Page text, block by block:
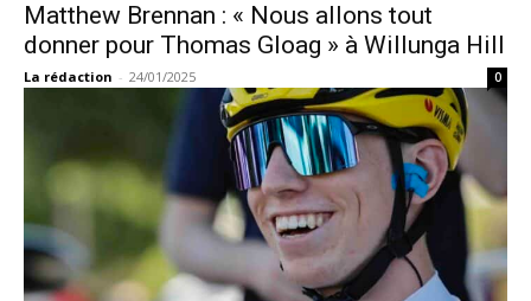
Matthew Brennan : « Nous allons tout
donner pour Thomas Gloag » à Willunga Hill
La rédaction - 24/01/2025 0